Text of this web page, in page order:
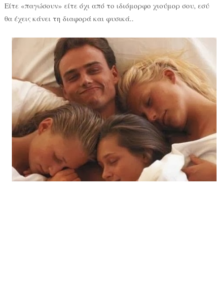
Είτε «παγώσουν» είτε όχι από το ιδιόμορφο χιούμορ σου, εσύ
θα έχεις κάνει τη διαφορά και φυσικά..